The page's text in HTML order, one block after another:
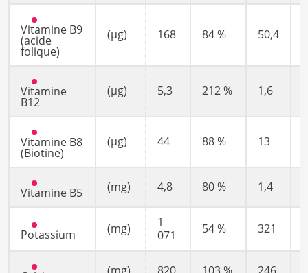
Vitamine B9
(acide
folique)
(µg) 168 84 % 50,4
Vitamine
B12
(µg) 5,3 212 % 1,6
Vitamine B8
(Biotine)
(µg) 44 88 % 13
Vitamine B5 (mg) 4,8 80 % 1,4
Potassium (mg)
1
071
54 % 321